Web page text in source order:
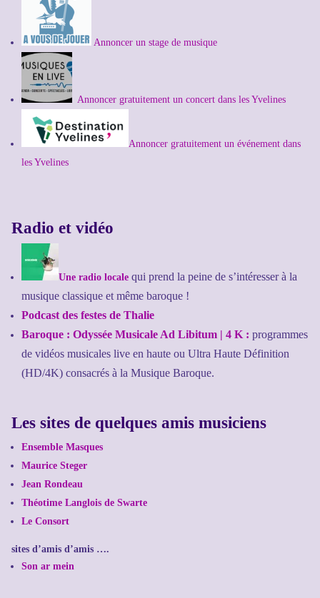
Annoncer un stage de musique
Annoncer gratuitement un concert dans les Yvelines
Annoncer gratuitement un événement dans
les Yvelines
Radio et vidéo
Une radio locale qui prend la peine de s’intéresser à la
musique classique et même baroque !
Podcast des festes de Thalie
Baroque : Odyssée Musicale Ad Libitum | 4 K : programmes
de vidéos musicales live en haute ou Ultra Haute Définition
(HD/4K) consacrés à la Musique Baroque.
Les sites de quelques amis musiciens
Ensemble Masques
Maurice Steger
Jean Rondeau
Théotime Langlois de Swarte
Le Consort
sites d’amis d’amis ….
Son ar mein